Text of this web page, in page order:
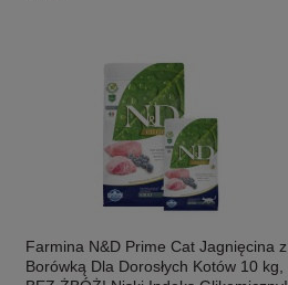
Farmina N&D Prime Cat Jagnięcina z
Borówką Dla Dorosłych Kotów 10 kg,